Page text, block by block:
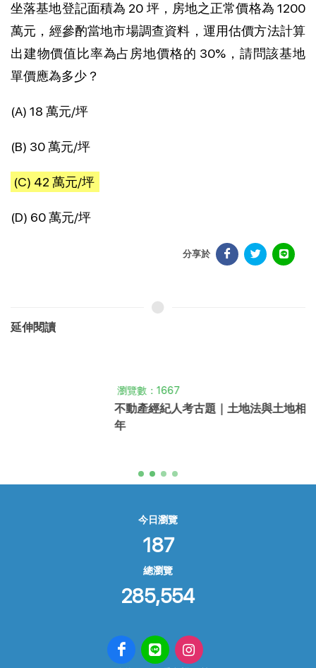
坐落基地登記面積為 20 坪，房地之正常價格為 1200
萬元，經參酌當地市場調查資料，運用估價方法計算
出建物價值比率為占房地價格的 30%，請問該基地
單價應為多少？
(A) 18 萬元/坪
(B) 30 萬元/坪
(C) 42 萬元/坪
(D) 60 萬元/坪
分享於
延伸閱讀
不動產經紀人考古題｜土地法與土地相關稅法概要 ｜101
今日瀏覽
187
總瀏覽
285,554